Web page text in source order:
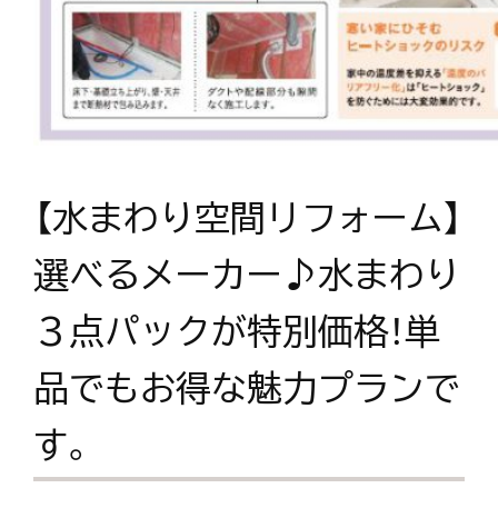
【水まわり空間リフォーム】
選べるメーカー♪水まわり
３点パックが特別価格！単
品でもお得な魅力プランで
す。